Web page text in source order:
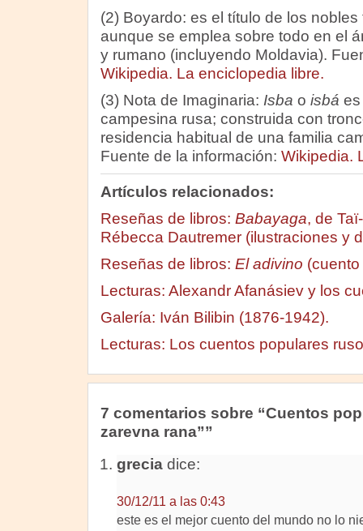
(2) Boyardo: es el título de los
aunque se emplea sobre todo en el
y rumano (incluyendo Moldavia).
Wikipedia. La enciclopedia libre.
(3) Nota de Imaginaria: Isba o isbá
campesina rusa; construida con
residencia habitual de una familia
Fuente de la información: Wikipedia.
Artículos relacionados:
Reseñas de libros: Babayaga, de
Rébecca Dautremer (ilustraciones y
Reseñas de libros: El adivino
Lecturas: Alexandr Afanásiev y los
Galería: Iván Bilibin (1876-1942).
Lecturas: Los cuentos populares
7 comentarios sobre “Cuentos
zarevna rana””
greciadice:
30/12/11 a las 0:43
este es el mejor cuento del mundo no lo